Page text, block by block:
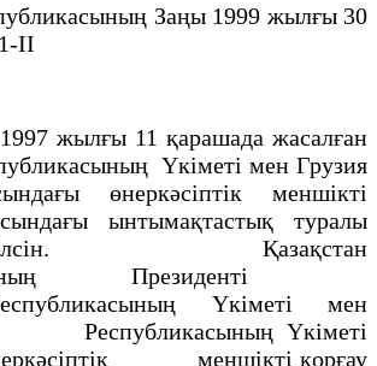
Заңы 1999 жылғы 30
II
жылғы 11 қарашада жасалған
Үкіметі мен Грузия
өнеркәсіптік меншікті
ынтымақтастық туралы
Қазақстан
Президенті
Үкіметі мен
Үкіметі
меншікті қорғау